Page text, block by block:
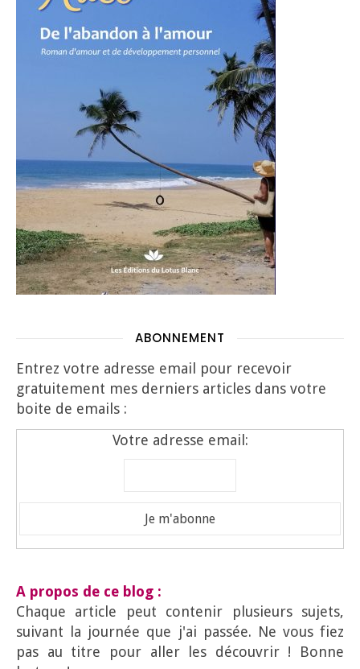
ABONNEMENT
Entrez votre adresse email pour recevoir
gratuitement mes derniers articles dans votre
boite de emails :
Votre adresse email:
A propos de ce blog :
Chaque article peut contenir plusieurs sujets,
suivant la journée que j'ai passée. Ne vous fiez
pas au titre pour aller les découvrir ! Bonne